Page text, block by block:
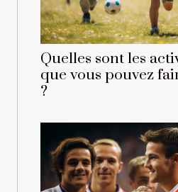
Quelles sont les
que vous pouvez
?